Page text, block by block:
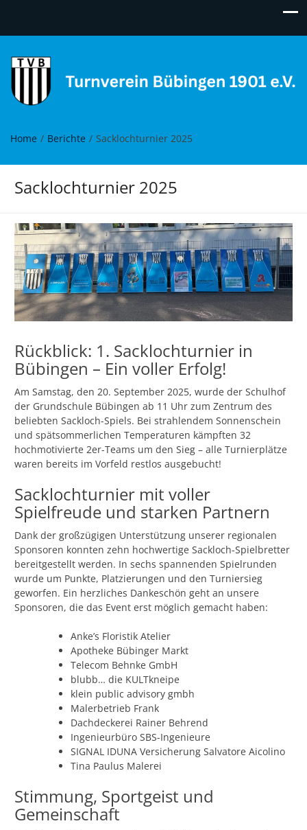
Turnverein Bübingen
Move it!
Home Berichte Sacklochturnier 2025
Sacklochturnier 2025
Rückblick: 1. Sacklochturnier in
Bübingen – Ein voller Erfolg!
Am Samstag, den 20. September 2025, wurde der Schulhof
der Grundschule Bübingen ab 11 Uhr zum Zentrum des
beliebten Sackloch-Spiels. Bei strahlendem Sonnenschein
und spätsommerlichen Temperaturen kämpften 32
hochmotivierte 2er-Teams um den Sieg – alle Turnierplätze
waren bereits im Vorfeld restlos ausgebucht!
Sacklochturnier mit voller
Spielfreude und starken Partnern
Dank der großzügigen Unterstützung unserer regionalen
Sponsoren konnten zehn hochwertige Sackloch-Spielbretter
bereitgestellt werden. In sechs spannenden Spielrunden
wurde um Punkte, Platzierungen und den Turniersieg
geworfen. Ein herzliches Dankeschön geht an unsere
Sponsoren, die das Event erst möglich gemacht haben:
Anke’s Floristik Atelier
Apotheke Bübinger Markt
Telecom Behnke GmbH
blubb… die KULTkneipe
klein public advisory gmbh
Malerbetrieb Frank
Dachdeckerei Rainer Behrend
Ingenieurbüro SBS-Ingenieure
SIGNAL IDUNA Versicherung Salvatore Aicolino
Tina Paulus Malerei
Stimmung, Sportgeist und
Gemeinschaft